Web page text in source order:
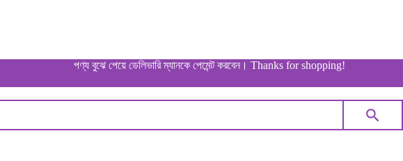
পণ্য বুঝে পেয়ে ডেলিভারি ম্যানকে পেমেন্ট করবেন। Thanks for shopping!